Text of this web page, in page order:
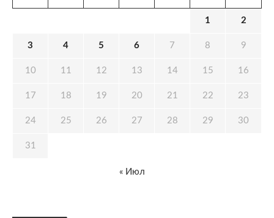
1 2
3 4 5 6 7 8 9
10 11 12 13 14 15 16
17 18 19 20 21 22 23
24 25 26 27 28 29 30
31
« Июл